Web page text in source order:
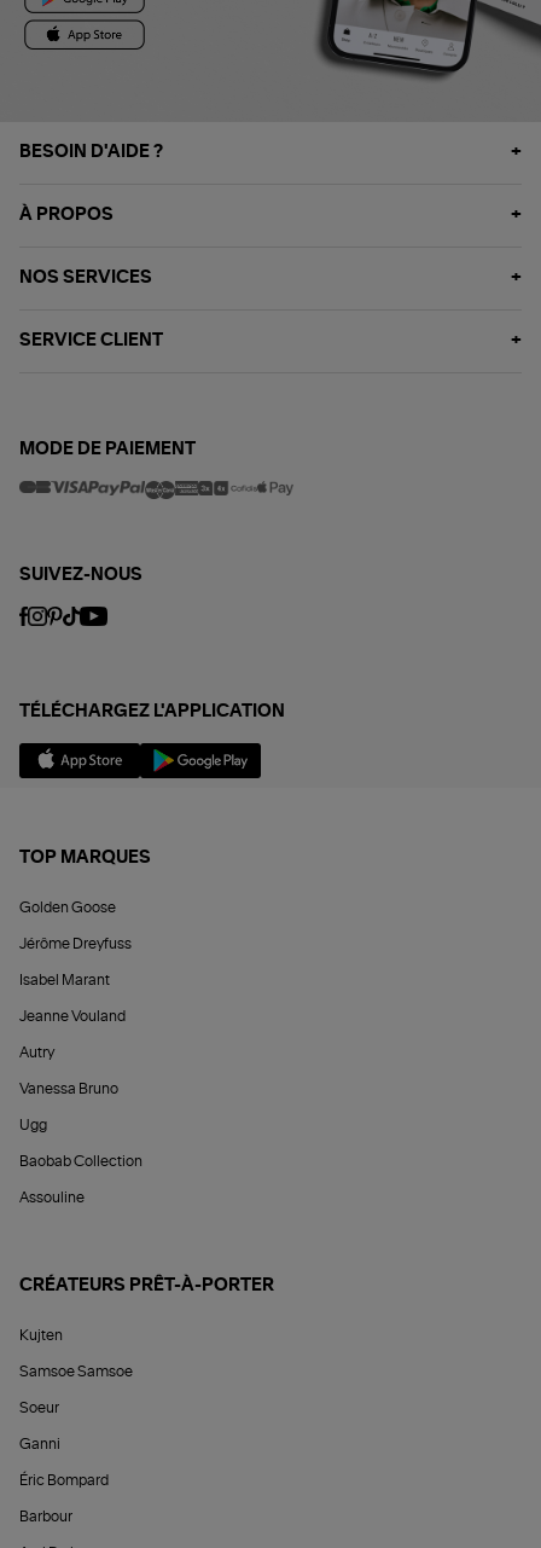
BESOIN D'AIDE ?
À PROPOS
NOS SERVICES
SERVICE CLIENT
MODE DE PAIEMENT
SUIVEZ-NOUS
TÉLÉCHARGEZ L'APPLICATION
TOP MARQUES
Golden Goose
Jérôme Dreyfuss
Isabel Marant
Jeanne Vouland
Autry
Vanessa Bruno
Ugg
Baobab Collection
Assouline
CRÉATEURS PRÊT-À-PORTER
Kujten
Samsoe Samsoe
Soeur
Ganni
Éric Bompard
Barbour